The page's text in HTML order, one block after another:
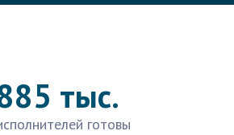
тыс.
готовы